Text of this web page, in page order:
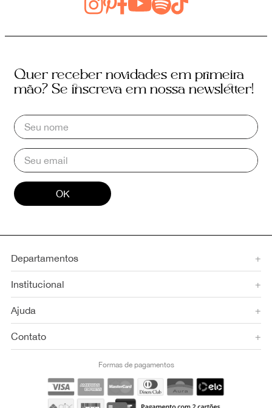
Quer receber novidades em primeira
mão? Se inscreva em nossa newsletter!
OK
Departamentos +
Institucional +
Ajuda +
Contato +
Formas de pagamentos